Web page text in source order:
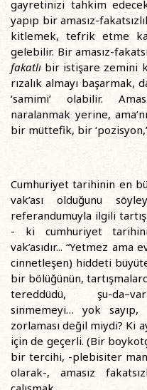
gayretinizi tahkim
yapıp bir amasız-
kitlemek, tefrik etme
gelebilir. Bir amasız-
fakatlı bir istişare zemini
rızalık almayı başarmak,
‘samimi’ olabilir.
naralanmak yerine,
bir müttefik, bir
Cumhuriyet tarihinin en
vak’ası olduğunu
referandumuyla ilgili
- ki cumhuriyet
vak’asıdır... “Yetmez
cinnetleşen) hiddeti
bir bölüğünün,
tereddüdü, şu-
sinmemeyi… yok sayıp,
zorlaması değil miydi? Ki
için de geçerli. (Bir
bir tercihi, -plebisiter
olarak-, amasız